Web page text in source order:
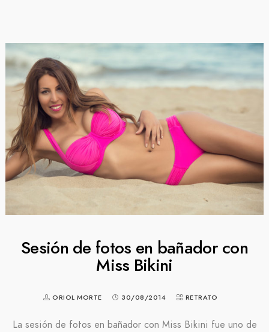
Sesión de fotos en bañador con
Miss Bikini
ORIOL MORTE 30/08/2014 RETRATO
La sesión de fotos en bañador con Miss Bikini fue uno de